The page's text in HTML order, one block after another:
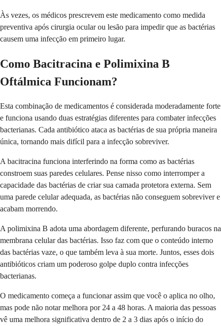
Às vezes, os médicos prescrevem este medicamento como medida
preventiva após cirurgia ocular ou lesão para impedir que as bactérias
causem uma infecção em primeiro lugar.
Como Bacitracina e Polimixina B
Oftálmica Funcionam?
Esta combinação de medicamentos é considerada moderadamente forte
e funciona usando duas estratégias diferentes para combater infecções
bacterianas. Cada antibiótico ataca as bactérias de sua própria maneira
única, tornando mais difícil para a infecção sobreviver.
A bacitracina funciona interferindo na forma como as bactérias
constroem suas paredes celulares. Pense nisso como interromper a
capacidade das bactérias de criar sua camada protetora externa. Sem
uma parede celular adequada, as bactérias não conseguem sobreviver e
acabam morrendo.
A polimixina B adota uma abordagem diferente, perfurando buracos na
membrana celular das bactérias. Isso faz com que o conteúdo interno
das bactérias vaze, o que também leva à sua morte. Juntos, esses dois
antibióticos criam um poderoso golpe duplo contra infecções
bacterianas.
O medicamento começa a funcionar assim que você o aplica no olho,
mas pode não notar melhora por 24 a 48 horas. A maioria das pessoas
vê uma melhora significativa dentro de 2 a 3 dias após o início do